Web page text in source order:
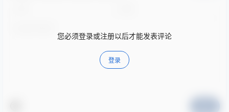
您必须登录或注册以后才能发表评论
登录